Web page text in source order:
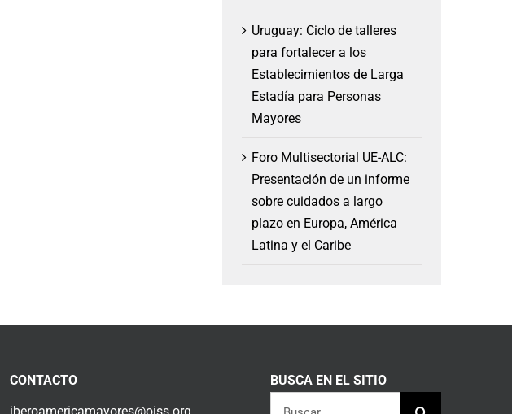
Uruguay: Ciclo de talleres
para fortalecer a los
Establecimientos de Larga
Estadía para Personas
Mayores
Foro Multisectorial UE-ALC:
Presentación de un informe
sobre cuidados a largo
plazo en Europa, América
Latina y el Caribe
CONTACTO
BUSCA EN EL SITIO